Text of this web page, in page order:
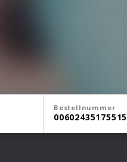
Bestellnummer
00602435175515